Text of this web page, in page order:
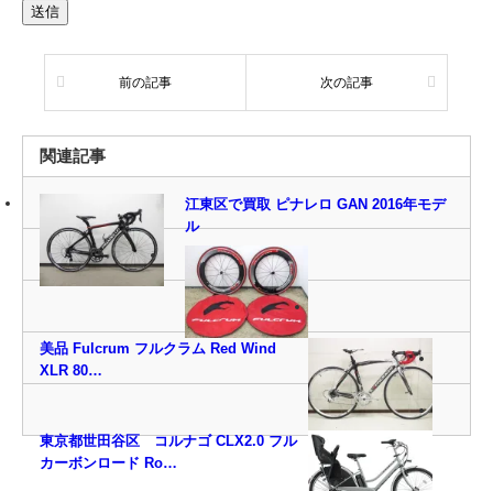
前の記事 次の記事
関連記事
江東区で買取 ピナレロ GAN 2016年モデ
ル
美品 Fulcrum フルクラム Red Wind
XLR 80…
東京都世田谷区 コルナゴ CLX2.0 フル
カーボンロード Ro…